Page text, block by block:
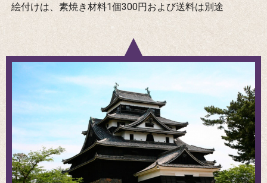
絵付けは、素焼き材料1個300円および送料は別途